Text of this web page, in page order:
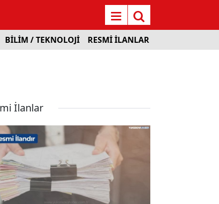
BİLİM / TEKNOLOJİ RESMİ İLANLAR
İlanlar